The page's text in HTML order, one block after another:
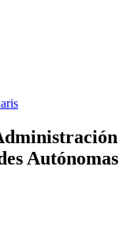
Autónomas